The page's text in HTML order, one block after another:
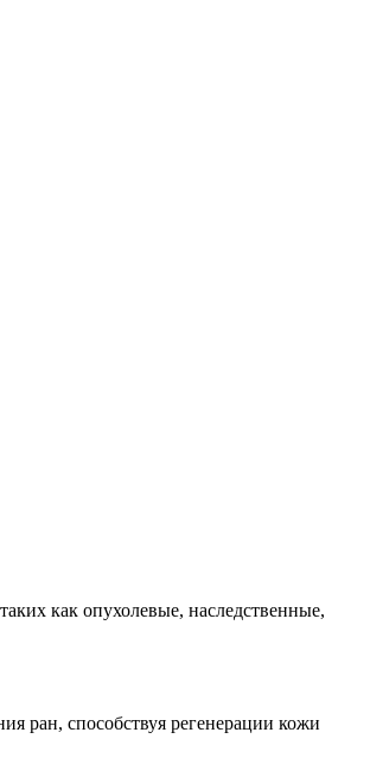
как опухолевые, наследственные,
ран, способствуя регенерации кожи